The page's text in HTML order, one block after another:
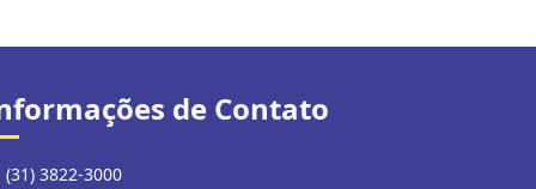
de Contato
(31) 3822-3000